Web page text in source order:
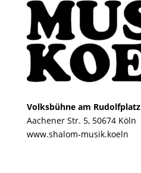
Volksbühne am Rudolfplatz
Aachener Str. 5, 50674 Köln
www.shalom-musik.koeln